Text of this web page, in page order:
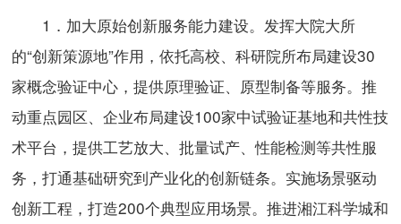
1．加大原始创新服务能力建设。发挥大院大所
的“创新策源地”作用，依托高校、科研院所布局建设30
家概念验证中心，提供原理验证、原型制备等服务。推
动重点园区、企业布局建设100家中试验证基地和共性技
术平台，提供工艺放大、批量试产、性能检测等共性服
务，打通基础研究到产业化的创新链条。实施场景驱动
创新工程，打造200个典型应用场景。推进湘江科学城和